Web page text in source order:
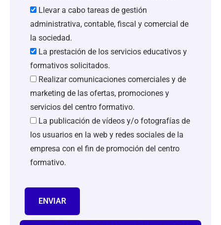
Llevar a cabo tareas de gestión
administrativa, contable, fiscal y comercial de
la sociedad.
La prestación de los servicios educativos y
formativos solicitados.
Realizar comunicaciones comerciales y de
marketing de las ofertas, promociones y
servicios del centro formativo.
La publicación de vídeos y/o fotografías de
los usuarios en la web y redes sociales de la
empresa con el fin de promoción del centro
formativo.